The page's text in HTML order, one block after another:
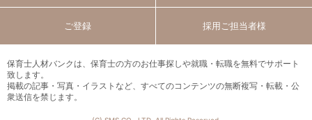
ご登録 採用ご担当者様
保育士人材バンクは、保育士の方のお仕事探しや就職・転職を無料でサポート
致します。
掲載の記事・写真・イラストなど、すべてのコンテンツの無断複写・転載・公
衆送信を禁じます。